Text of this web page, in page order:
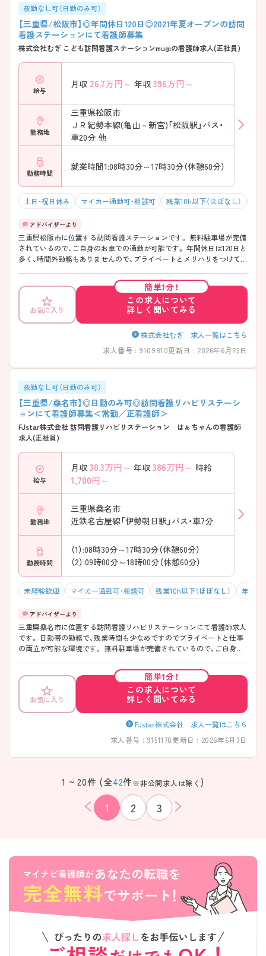
クリア
検索する
夜勤なし可（日勤のみ可）
【三重県/松阪市】◎年間休日120日◎2021年夏オープンの訪問
看護ステーションにて看護師募集
株式会社むぎ こども訪問看護ステーションmugiの看護師求人(正社員)
給与
月収 26.7万円～ 年収 396万円～
勤務地
三重県松阪市
ＪＲ紀勢本線(亀山－新宮)「松阪駅」バス・
車20分 他
勤務時間
就業時間1:08時30分～17時30分（休憩60分）
土日・祝日休み マイカー通勤可・相談可 残業10h以下（ほぼなし）
三重県松阪市に位置する訪問看護ステーションです。 無料駐車場が完備
されているので、ご自身のお車での通勤が可能です。 年間休日は120日と
多く、時間外勤務もありませんので、プライベートとメリハリをつけてご
ポイントをお伝えしますのでお気軽にお問い合わせくださいませ。
お気に入り
簡単1分！
この求人について
詳しく聞いてみる
株式会社むぎ 求人一覧はこちら
求人番号 : 9109810更新日 : 2026年6月23日
夜勤なし可（日勤のみ可）
【三重県/桑名市】◎日勤のみ可◎訪問看護リハビリステーシ
ョンにて看護師募集＜常勤／正看護師＞
FJstar株式会社 訪問看護リハビリステーション はぁちゃんの看護師
求人(正社員)
給与
月収 30.3万円～ 年収 386万円～ 時給
1,700円～
勤務地
三重県桑名市
近鉄名古屋線「伊勢朝日駅」バス・車7分
勤務時間
（1）:08時30分～17時30分（休憩60分）
（2）:09時00分～18時00分（休憩60分）
未経験歓迎 マイカー通勤可・相談可 残業10h以下（ほぼなし） 年収
三重県桑名市に位置する訪問看護リハビリステーションにて看護師求人
です。 日勤帯の勤務で、残業時間も少なめですのでプライベートと仕事
の両立が可能な環境です。 無料駐車場が完備されているので、ご自身の
ポイントをお伝えしますのでお気軽にお問い合わせくださいませ。
お気に入り
簡単1分！
この求人について
詳しく聞いてみる
FJstar株式会社 求人一覧はこちら
求人番号 : 9151178更新日 : 2026年6月3日
1 ~ 20件 (全42件※非公開求人は除く )
1 2 3